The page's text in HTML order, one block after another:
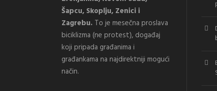
Šapcu, Skoplju, Zenici i
Zagrebu. To je mesečna proslava
biciklizma (ne protest), događaj
koji pripada građanima i
građankama na najdirektniji mogući
način.